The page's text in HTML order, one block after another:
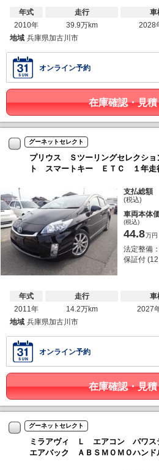
年式
2010年
走行
39.9万km
車
2028
地域 兵庫県加古川市
オンライン予約
在庫確認・見
グーネットセレクト
プリウス Ｓツーリングセレクシ
ト スマートキー ＥＴＣ １年走
支払総額
(税込)
車両本体
(税込)
44.8万円
法定整備
保証付
年式
2011年
走行
14.2万km
車
2027
地域 兵庫県加古川市
オンライン予約
在庫確認・見
グーネットセレクト
ミラアヴィ Ｌ エアコン パワ
エアバック ＡＢＳＭＯＭＯハンド